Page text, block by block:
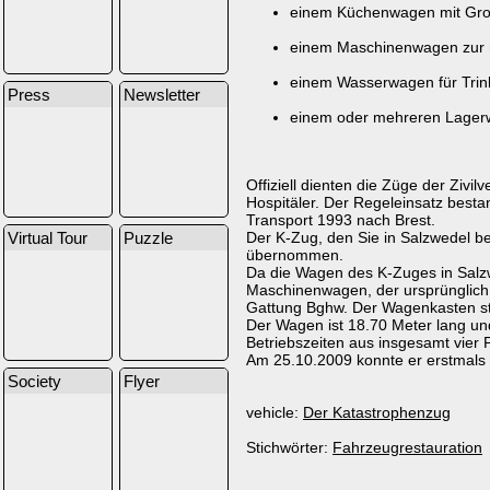
Press Newsletter
Virtual Tour Puzzle
Society Flyer
einem Küchenwagen mit
einem Maschinenwagen
einem Wasserwagen für
einem oder mehreren
Offiziell dienten die Züge der
Hospitäler. Der Regeleinsatz
Transport 1993 nach Brest.
Der K-Zug, den Sie in Salzwedel
übernommen.
Da die Wagen des K-Zuges in
Maschinenwagen, der
Gattung Bghw. Der Wagenkasten
Der Wagen ist 18.70 Meter lang
Betriebszeiten aus insgesamt vier
Am 25.10.2009 konnte er
vehicle: Der Katastrophenzug
Stichwörter: Fahrzeugrestauration